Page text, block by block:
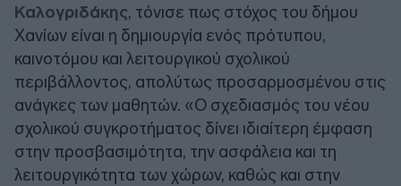
Καλογριδάκης, τόνισε πως στόχος του δήμου
Χανίων είναι η δημιουργία ενός πρότυπου,
καινοτόμου και λειτουργικού σχολικού
περιβάλλοντος, απολύτως προσαρμοσμένου στις
ανάγκες των μαθητών. «Ο σχεδιασμός του νέου
σχολικού συγκροτήματος δίνει ιδιαίτερη έμφαση
στην προσβασιμότητα, την ασφάλεια και τη
λειτουργικότητα των χώρων, καθώς και στην